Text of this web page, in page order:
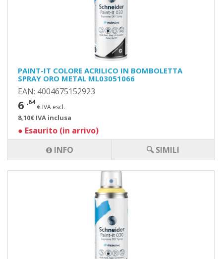
PAINT-IT COLORE ACRILICO IN BOMBOLETTA
SPRAY ORO METAL ML03051066
EAN: 4004675152923
6 ,64
€ IVA escl.
8,10€ IVA inclusa
● Esaurito (in arrivo)
INFO
🔍 SIMILI